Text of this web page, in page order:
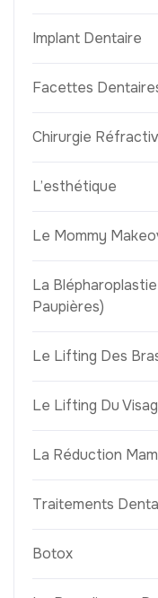
Implant Dentaire
Facettes
Chirurgie
L’esthétique
Le Mommy
La
Paupières)
Le Lifting Des
Le Lifting Du
La Réduction
Traitements
Botox